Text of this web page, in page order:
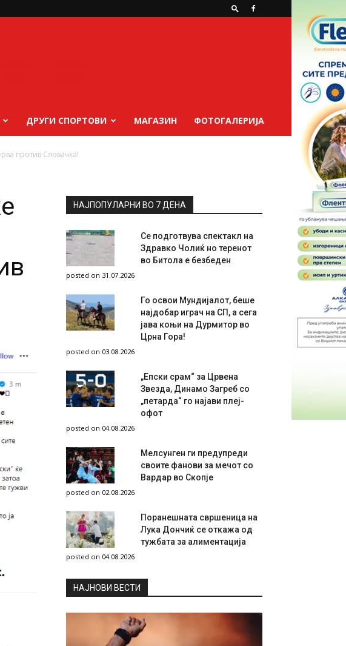
ДРУГИ СПОРТОВИ МАГАЗИН ФОТОГАЛЕРИЈА
против Словачка!
НАЈПОПУЛАРНИ ВО 7 ДЕНА
Се подготвува спектакл на
Здравко Чолиќ но теренот
во Битола е безбеден
posted on 31.07.2026
Го освои Мундијалот, беше
најдобар играч на СП, а сега
јава коњи на Дурмитор во
Црна Гора!
posted on 03.08.2026
„Епски срам“ за Црвена
Звезда, Динамо Загреб со
„петарда“ го најави плеј-
офот
posted on 04.08.2026
Мелсунген ги предупреди
своите фанови за мечот со
Вардар во Скопје
posted on 02.08.2026
Поранешната свршеница на
Лука Дончиќ се откажа од
тужбата за алиментација
posted on 04.08.2026
НAЈНОВИ ВЕСТИ